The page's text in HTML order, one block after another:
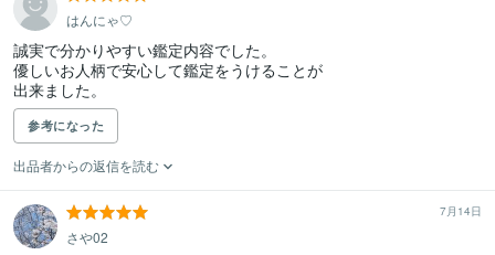
はんにゃ♡
誠実で分かりやすい鑑定内容でした。
優しいお人柄で安心して鑑定をうけることが
参考になった
出品者からの返信を読む
7月14日
さや02